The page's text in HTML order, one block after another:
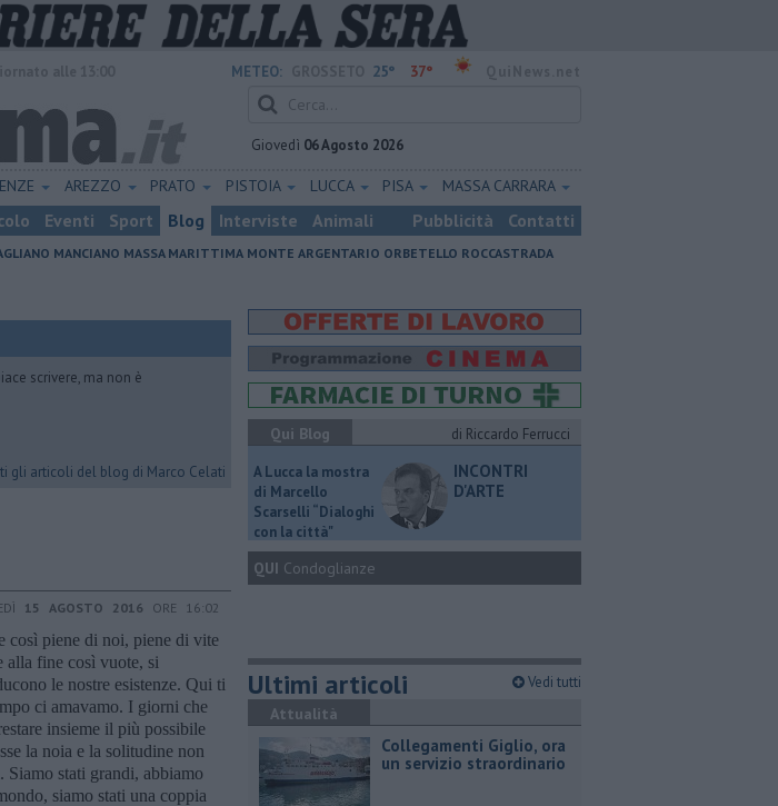
METEO: 25° 37°
Giovedì 06 Agosto 2026
AREZZO PRATO PISTOIA LUCCA PISA MASSA CARRARA
Eventi Sport Blog Interviste Animali Pubblicità Contatti
MANCIANO MASSA MARITTIMA MONTE ARGENTARIO ORBETELLO ROCCASTRADA
scrivere, ma non è
gli articoli del blog di Marco Celati
15 AGOSTO 2016 ORE 16:02
così piene di noi, piene di vite
alla fine così vuote, si
le nostre esistenze. Qui ti
ci amavamo. I giorni che
insieme il più possibile
la noia e la solitudine non
Siamo stati grandi, abbiamo
siamo stati una coppia
Qui Blog
di Riccardo Ferrucci
A Lucca la mostra
di Marcello
Scarselli “Dialoghi
con la città"
INCONTRI
D'ARTE
QUI Condoglianze
Ultimi articoli Vedi tutti
Attualità
Collegamenti Giglio, ora
un servizio straordinario